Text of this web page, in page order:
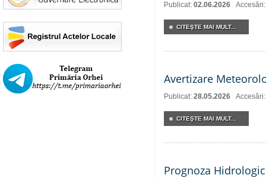
Publicat: 02.06.2026
CITEŞTE MAI MULT...
Avertizare
Publicat: 28.05.2026
CITEŞTE MAI MULT...
Prognoza